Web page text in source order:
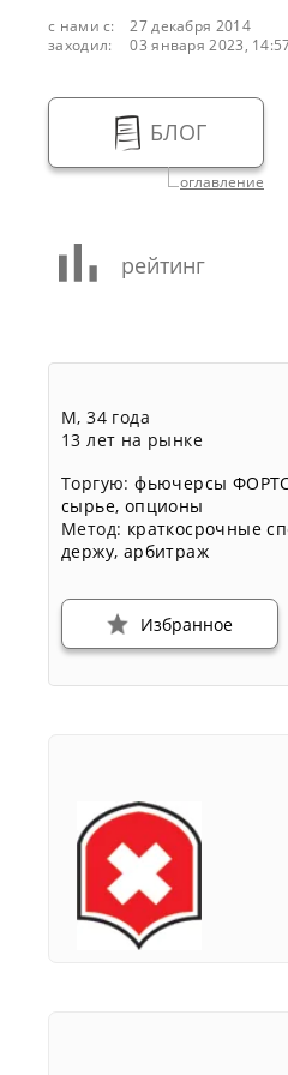
с нами с:
27 декабря 2014
заходил:
03 января 2023,
БЛОГ
оглавление
рейтинг
М, 34 года
13 лет на рынке
Торгую:фьючерсы
сырье, опционы
Метод: краткосрочные
держу, арбитраж
Избранное